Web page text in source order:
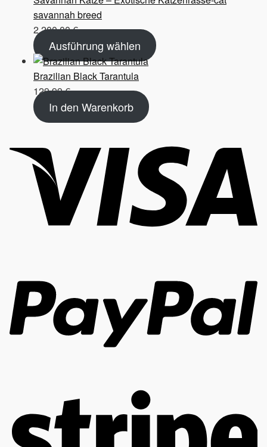
savannah breed
2.200,00€
Ausführung wählen
Brazilian Black Tarantula
129,99€
In den Warenkorb